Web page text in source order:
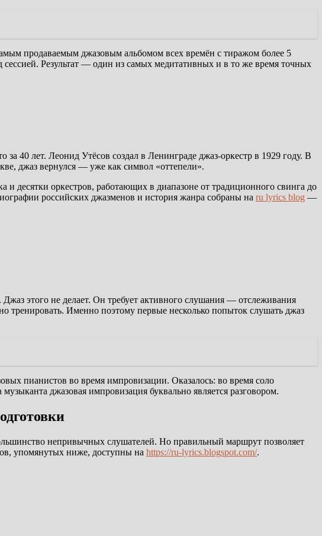
продаваемым джазовым альбомом всех времён с тиражом более 5
Результат — один из самых медитативных и в то же время точных
40 лет. Леонид Утёсов создал в Ленинграде джаз-оркестр в 1929 году. В
джаз вернулся — уже как символ «оттепели».
десятки оркестров, работающих в диапазоне от традиционного свинга до
российских джазменов и история жанра собраны на ru lyrics blog —
этого не делает. Он требует активного слушания — отслеживания
тренировать. Именно поэтому первые несколько попыток слушать джаз
пианистов во время импровизации. Оказалось: во время соло
джазовая импровизация буквально является разговором.
непривычных слушателей. Но правильный маршрут позволяет
упомянутых ниже, доступны на https://ru-lyrics.blogspot.com/.